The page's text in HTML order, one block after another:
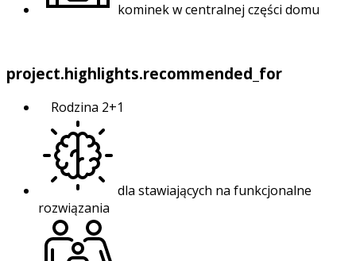
kominek w centralnej części domu
project.highlights.recommended_for
Rodzina 2+1
dla stawiających na funkcjonalne
rozwiązania